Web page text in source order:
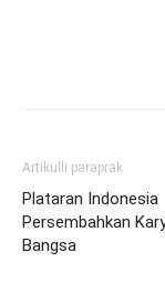
Artikulli paraprak
Plataran Indonesia
Persembahkan
Bangsa